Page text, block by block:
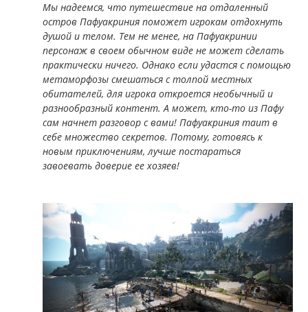
Мы надеемся, что путешествие на отдаленный
остров Пафуакриния поможет игрокам отдохнуть
душой и телом. Тем не менее, на Пафуакринии
персонаж в своем обычном виде не может сделать
практически ничего. Однако если удастся с помощью
метаморфозы смешаться с толпой местных
обитателей, для игрока откроется необычный и
разнообразный контент. А может, кто-то из Пафу
сам начнет разговор с вами! Пафуакриния таит в
себе множество секретов. Потому, готовясь к
новым приключениям, лучше постараться
завоевать доверие ее хозяев!